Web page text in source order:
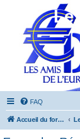
FAQ
Accueil du forum